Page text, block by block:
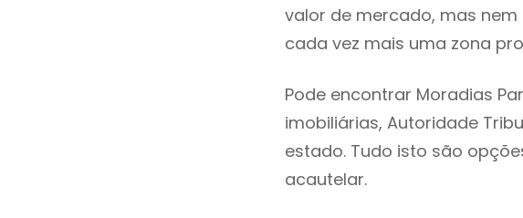
valor de mercado, mas nem
cada vez mais uma zona
Pode encontrar Moradias
imobiliárias, Autoridade
estado. Tudo isto são
acautelar.